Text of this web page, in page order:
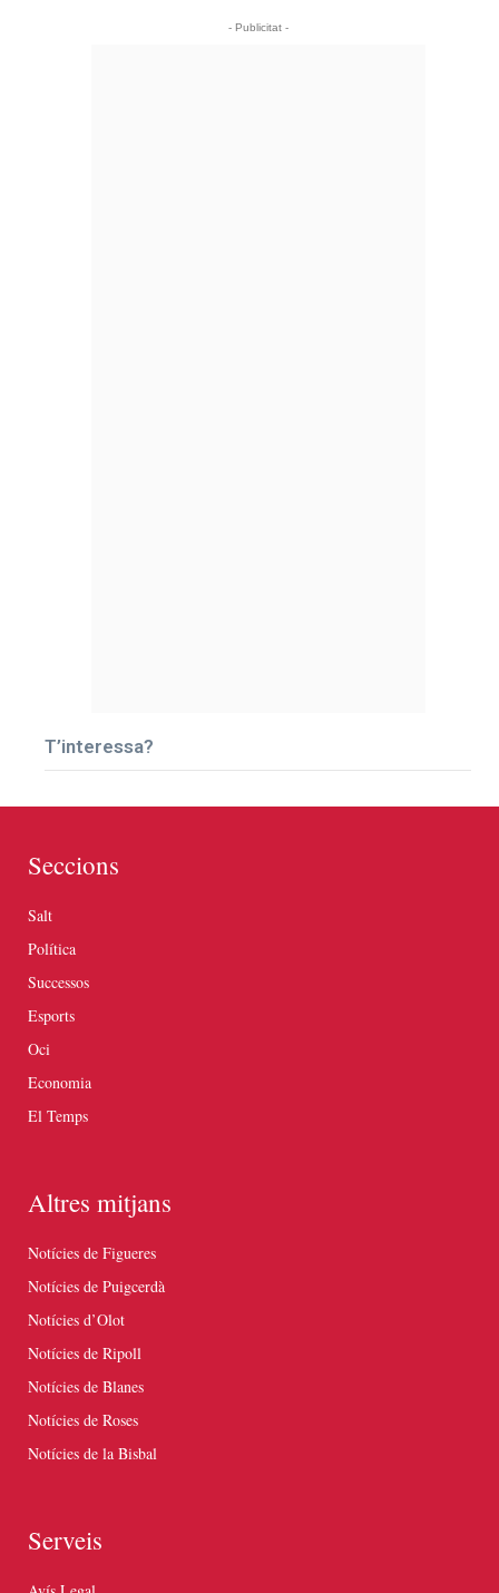
- Publicitat -
T’interessa?
Seccions
Salt
Política
Successos
Esports
Oci
Economia
El Temps
Altres mitjans
Notícies de Figueres
Notícies de Puigcerdà
Notícies d’Olot
Notícies de Ripoll
Notícies de Blanes
Notícies de Roses
Notícies de la Bisbal
Serveis